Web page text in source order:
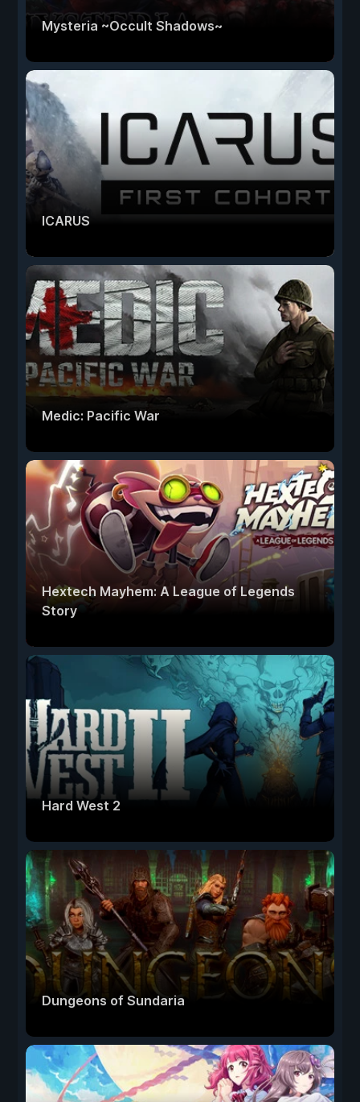
Mysteria ~Occult Shadows~
ICARUS
Medic: Pacific War
Hextech Mayhem: A League of Legends
Story
Hard West 2
Dungeons of Sundaria